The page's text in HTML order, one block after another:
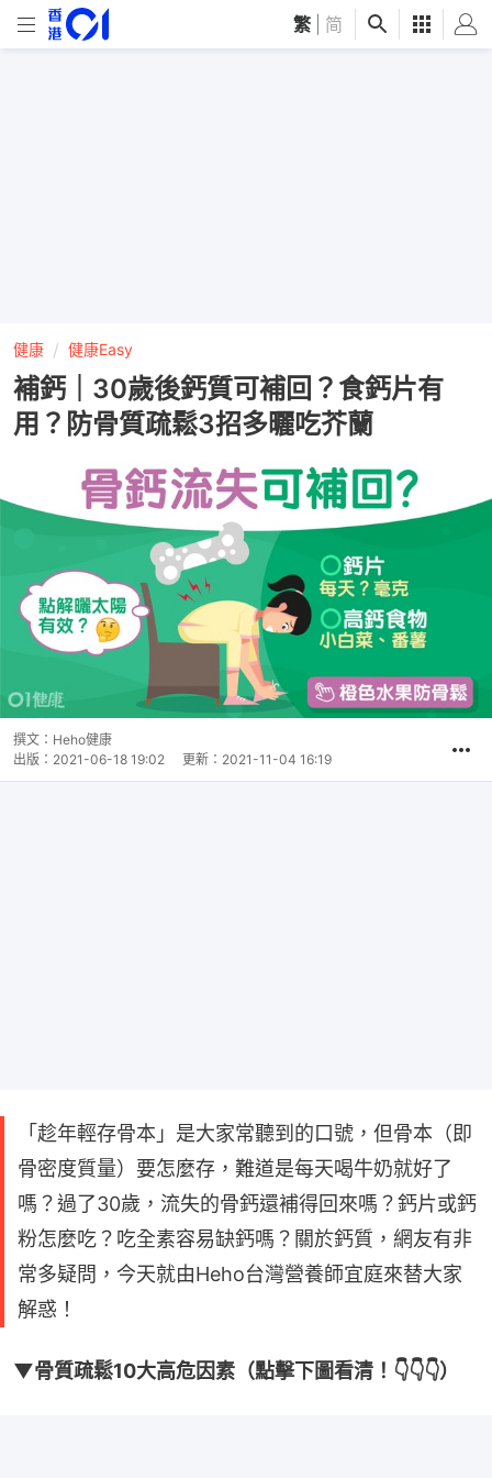
繁 简
健康 健康Easy
補鈣｜30歲後鈣質可補回？食鈣片有
用？防骨質疏鬆3招多曬吃芥蘭
撰文： Heho健康
出版： 2021-06-18 19:02 更新： 2021-11-04 16:19
「趁年輕存骨本」是大家常聽到的口號，但骨本（即
骨密度質量）要怎麼存，難道是每天喝牛奶就好了
嗎？過了30歲，流失的骨鈣還補得回來嗎？鈣片或鈣
粉怎麼吃？吃全素容易缺鈣嗎？關於鈣質，網友有非
常多疑問，今天就由Heho台灣營養師宜庭來替大家
解惑！
▼骨質疏鬆10大高危因素（點擊下圖看清！👇👇👇）